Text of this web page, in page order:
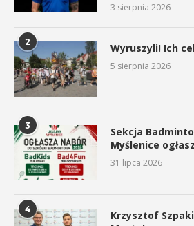
3 sierpnia 2026
2 Wyruszyli! Ich
5 sierpnia 2026
3
Sekcja
Myślenice
31 lipca 2026
4
Krzysztof